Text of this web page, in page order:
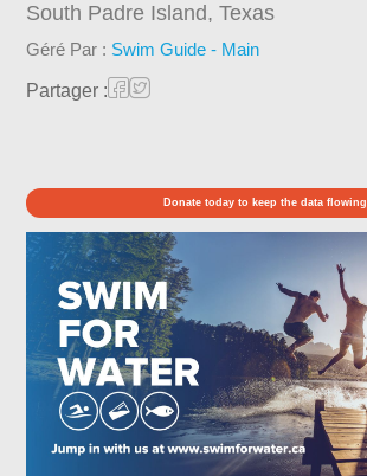
South Padre Island,Texas
Géré Par : Swim Guide - Main
Partager :
Donate today to keep the data flowing